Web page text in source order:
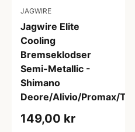
JAGWIRE
Jagwire Elite
Cooling
Bremseklodser
Semi-Metallic -
Shimano
Deore/Alivio/Promax/Tekt
149,00 kr